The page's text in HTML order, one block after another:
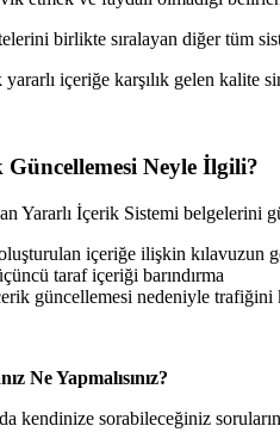
birlikte sıralayan diğer tüm
içeriğe karşılık gelen kalite
Neyle İlgili?
Yararlı İçerik Sistemi belgelerini
içeriğe ilişkin kılavuzun
taraf içeriği barındırma
güncellemesi nedeniyle
Ne Yapmalısınız?
kendinize sorabileceğiniz